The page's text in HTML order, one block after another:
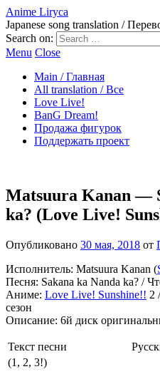
Anime Liryca
Japanese song translation /
Search on:
Menu Close
Main / Главная
All translation / Все
Love Live!
BanG Dream!
Продажа фигурок
Поддержать проект
Matsuura Kanan —
ka? (Love Live!
Опубликовано 30 мая, 2018 от
Исполнитель: Matsuura Kanan (
Песня: Sakana ka Nanda ka? /
Аниме: Love Live! Sunshine!! 2
сезон
Описание: 6й диск
Текст песни
(1, 2, 3!)